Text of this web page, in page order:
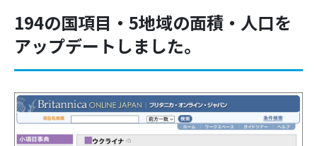
194の国項目・5地域の面積・人口を
アップデートしました。